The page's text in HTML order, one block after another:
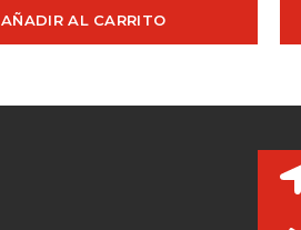
AÑADIR AL CARRITO